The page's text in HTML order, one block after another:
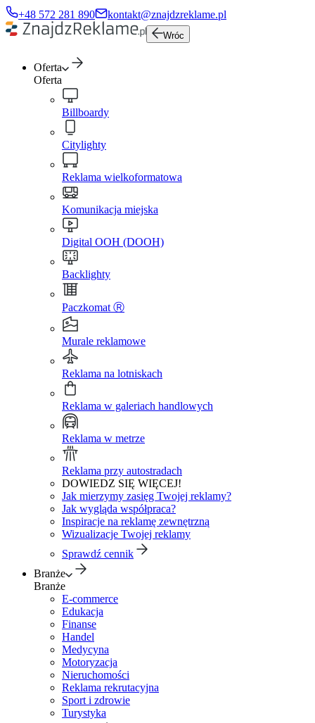
+48 572 281 890 kontakt@znajdzreklame.pl
Wróc
Oferta
Oferta
Billboardy
Citylighty
Reklama wielkoformatowa
Komunikacja miejska
Digital OOH (DOOH)
Backlighty
Paczkomat Ⓡ
Murale reklamowe
Reklama na lotniskach
Reklama w galeriach handlowych
Reklama w metrze
Reklama przy autostradach
DOWIEDZ SIĘ WIĘCEJ!
Jak mierzymy zasięg Twojej reklamy?
Jak wygląda współpraca?
Inspiracje na reklamę zewnętrzną
Wizualizacje Twojej reklamy
Sprawdź cennik
Branże
Branże
E-commerce
Edukacja
Finanse
Handel
Medycyna
Motoryzacja
Nieruchomości
Reklama rekrutacyjna
Sport i zdrowie
Turystyka